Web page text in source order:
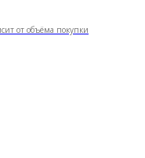
от объёма покупки